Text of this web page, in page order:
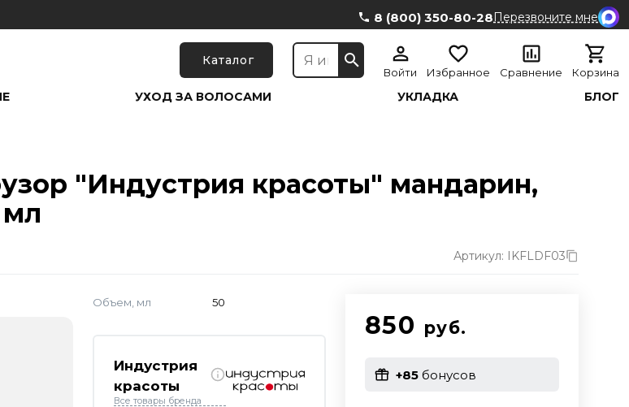
8 (800) 350-80-28Перезвоните мне
Каталог
Войти Избранное Сравнение Корзина
УХОД ЗА ВОЛОСАМИ УКЛАДКА БЛОГ
"Индустрия красоты" мандарин,
Артикул: IKFLDF03
Объем, мл 50
Индустрия
красоты
Все товары бренда
850 руб.
+85бонусов